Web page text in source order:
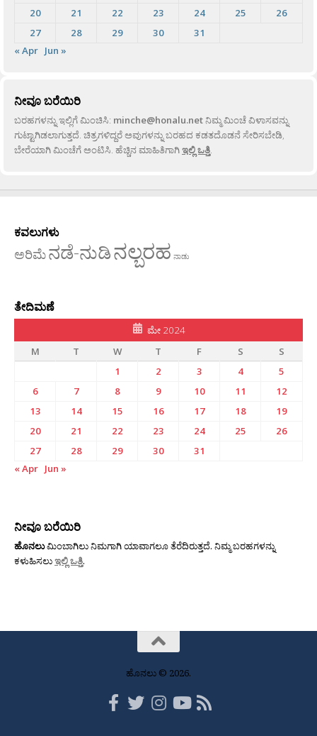
20
21 22 23 24 25
26
27
28 29 30
31
« Apr Jun »
ನೀವೂ ಬರೆಯಿರಿ
ಬರಹಗಳನ್ನು ಇಲ್ಲಿಗೆ ಮಿಂಚಿಸಿ: minche@honalu.netನಿಮ್ಮ ಮಿಂಚೆ ವಿಳಾಸವನ್ನು
ಗುಟ್ಟಾಗಿಡಲಾಗುತ್ತದೆ. ಚಿತ್ರಗಳಿದ್ದರೆ ಅವುಗಳನ್ನು ಬರಹದ ಕಡತದೊಡನೆ ಸೇರಿಸಬೇಡಿ,
ಬೇರೆಯಾಗಿ ಮಿಂಚೆಗೆ ಅಂಟಿಸಿ. ಹೆಚ್ಚಿನ ಮಾಹಿತಿಗಾಗಿಇಲ್ಲಿ ಒತ್ತಿ.
ಕವಲುಗಳು
ಅರಿಮೆನಡೆ-ನುಡಿನಲ್ಬರಹ ನಾಡು
ತೇದಿಮಣೆ
ಮೇ 2024
M
T W T F S
S
1
2 3 4
5
6
7 8 9 10 11
12
13
14 15 16 17 18
19
20
21 22 23 24 25
26
27
28 29 30
31
« Apr Jun »
ನೀವೂ ಬರೆಯಿರಿ
ಹೊನಲುಮಿಂಬಾಗಿಲು ನಿಮಗಾಗಿ ಯಾವಾಗಲೂ ತೆರೆದಿರುತ್ತದೆ. ನಿಮ್ಮ ಬರಹಗಳನ್ನು
ಕಳುಹಿಸಲುಇಲ್ಲಿ ಒತ್ತಿ.
ಹೊನಲು © 2026.